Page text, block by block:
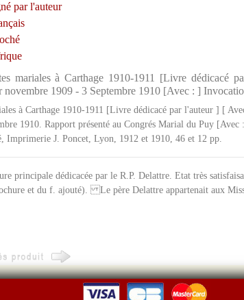
par l'auteur
mariales à Carthage 1910-1911 [Livre dédicacé
novembre 1909 - 3 Septembre 1910 [Avec : ]
à Carthage 1910-1911 [Livre dédicacé par l'auteur ] [
1910. Rapport présenté au Congrés Marial du Puy
Imprimerie J. Poncet, Lyon, 1912 et 1910, 46 et 12 pp.
principale dédicacée par le R.P. Delattre. Etat très
et du f. ajouté). Le père Delattre appartenait aux